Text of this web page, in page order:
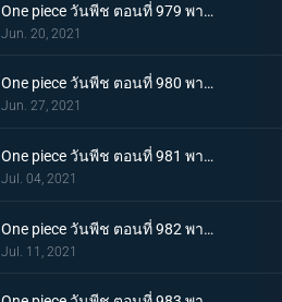
One piece วันพีช ตอนที่ 979 พากย์ไทย โชคดีงั้นรึ!? แผนการของคินเอม่อน
Jun. 20, 2021
One piece วันพีช ตอนที่ 980 พากย์ไทย สัญญาแห่งน้ำตา! โมโมโนะสุเกะถูกลักพาตัว
Jun. 27, 2021
One piece วันพีช ตอนที่ 981 พากย์ไทย พวกพ้องคนใหม่! ชายชาตรีแห่งท้องทะเล จินเบ!
Jul. 04, 2021
One piece วันพีช ตอนที่ 982 พากย์ไทย ไพ่ตายของไคโด หกล่องนภาปรากฏตัว
Jul. 11, 2021